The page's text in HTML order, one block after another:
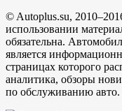
© Autoplus.su,
использовании
обязательна.
является
страницах которого
аналитика, обзоры
по обслуживанию авто.